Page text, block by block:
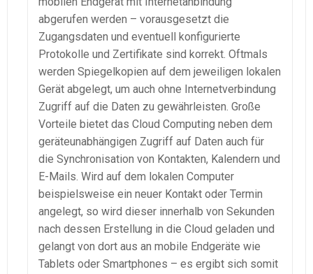
abgerufen werden – vorausgesetzt die
Zugangsdaten und eventuell konfigurierte
Protokolle und Zertifikate sind korrekt. Oftmals
werden Spiegelkopien auf dem jeweiligen lokalen
Gerät abgelegt, um auch ohne Internetverbindung
Zugriff auf die Daten zu gewährleisten. Große
Vorteile bietet das Cloud Computing neben dem
geräteunabhängigen Zugriff auf Daten auch für
die Synchronisation von Kontakten, Kalendern und
E-Mails. Wird auf dem lokalen Computer
beispielsweise ein neuer Kontakt oder Termin
angelegt, so wird dieser innerhalb von Sekunden
nach dessen Erstellung in die Cloud geladen und
gelangt von dort aus an mobile Endgeräte wie
Tablets oder Smartphones – es ergibt sich somit